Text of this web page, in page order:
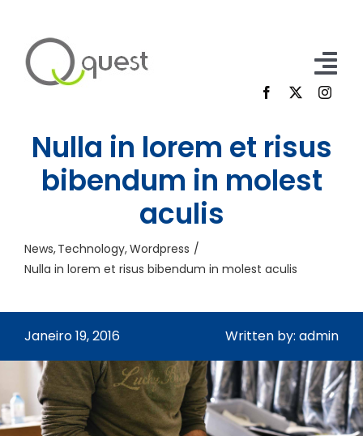
content
Participe
Inscrição/Login
Nulla in lorem et risus
bibendum in molest
aculis
News Technology Wordpress
Nulla in lorem et risus bibendum in molest aculis
Janeiro 19, 2016 Written by: admin